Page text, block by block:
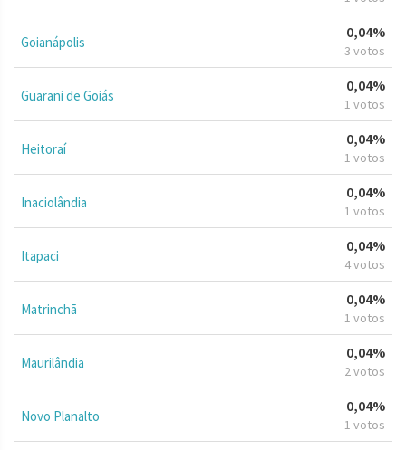
Goianápolis
0,04%
3 votos
Guarani de Goiás
0,04%
1 votos
Heitoraí
0,04%
1 votos
Inaciolândia
0,04%
1 votos
Itapaci
0,04%
4 votos
Matrinchã
0,04%
1 votos
Maurilândia
0,04%
2 votos
Novo Planalto
0,04%
1 votos